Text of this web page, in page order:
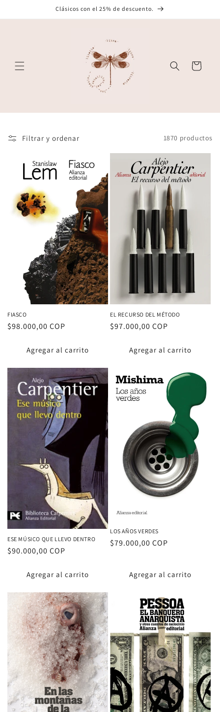
al contenido
Clásicos con el 25% de descuento.
Carrito
Filtrar y ordenar 1870 productos
FIASCO
Proveedor:
Precio
$98.000,00 COP
Agregar al carrito
EL RECURSO DEL MÉTODO
Proveedor:
Precio
$97.000,00 COP
Agregar al carrito
ESE MÚSICO QUE LLEVO DENTRO
Proveedor:
Precio
$90.000,00 COP
Agregar al carrito
LOS AÑOS VERDES
Proveedor:
Precio
$79.000,00 COP
Agregar al carrito